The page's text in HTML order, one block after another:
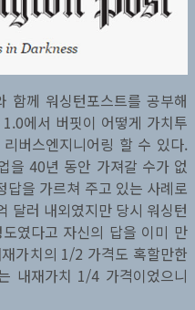
함께 워싱턴포스트를 공부해
에서 버핏이 어떻게 가치투
버스엔지니어링 할 수 있다.
을 40년 동안 가져갈 수가 없
답을 가르쳐 주고 있는 사례로
달러 내외였지만 당시 워싱턴
였다고 자신의 답을 이미 만
가치의 1/2 가격도 혹할만한
내재가치 1/4 가격이었으니